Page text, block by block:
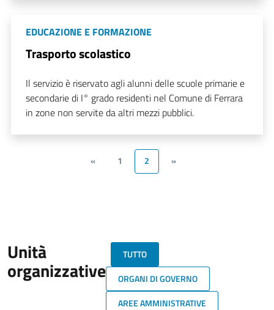
EDUCAZIONE E FORMAZIONE
Trasporto scolastico
Il servizio è riservato agli alunni delle scuole primarie e
secondarie di I° grado residenti nel Comune di Ferrara
in zone non servite da altri mezzi pubblici.
« 1 2 »
Unità
organizzative
TUTTO
ORGANI DI GOVERNO
AREE AMMINISTRATIVE